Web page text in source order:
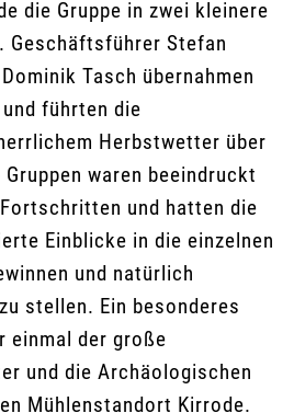
die Gruppe in zwei kleinere
Geschäftsführer Stefan
Tasch übernahmen
führten die
Herbstwetter über
waren beeindruckt
und hatten die
Einblicke in die einzelnen
und natürlich
stellen. Ein besonderes
einmal der große
und die Archäologischen
Mühlenstandort Kirrode.